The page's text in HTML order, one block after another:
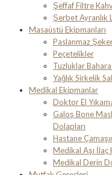
Şeffaf Filtre
Şerbet Ayranlık
Masaüstü Ekipmanları
Paslanmaz
Peçetelikler
Tuzluklar
Yağlık Sirkelik
Medikal Ekipmanlar
Doktor El
Galoş Bone
Dolapları
Hastane
Medikal Aşı İlaç
Medikal Derin